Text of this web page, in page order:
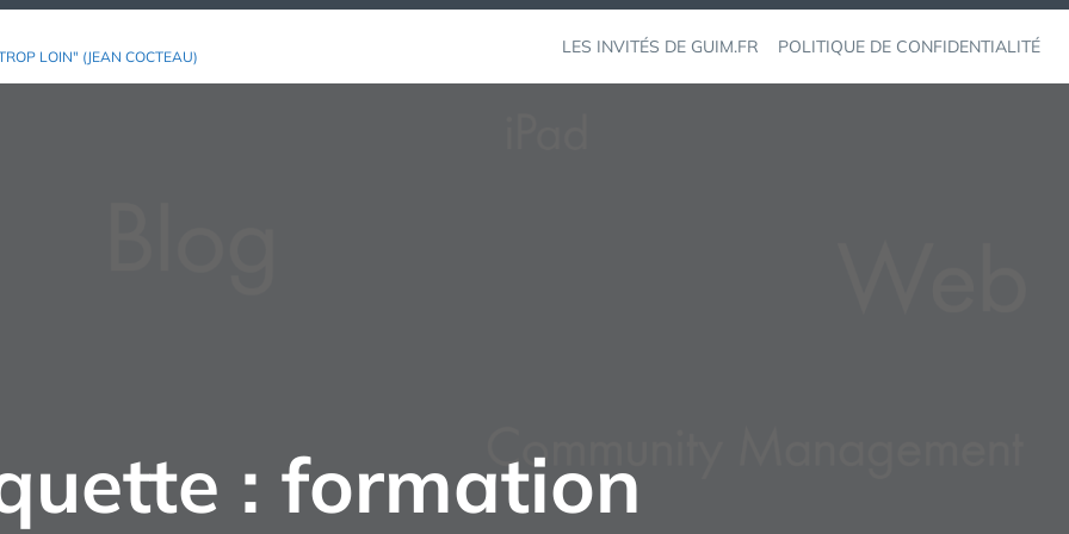
LOIN" (JEAN COCTEAU) LES INVITÉS DE GUIM.FR POLITIQUE DE CONFIDENTIALITÉ
: formation